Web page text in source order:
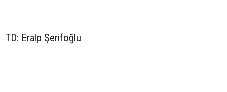
TD: Eralp Şerifoğlu